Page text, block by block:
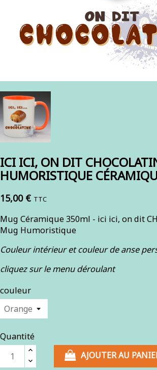
ICI ICI, ON DIT
HUMORISTIQUE
15,00 € TTC
Mug Céramique 350ml - ici ici, on dit
Mug Humoristique
Couleur intérieur et couleur de anse
cliquez sur le menu déroulant
couleur
Quantité
AJOUTER AU